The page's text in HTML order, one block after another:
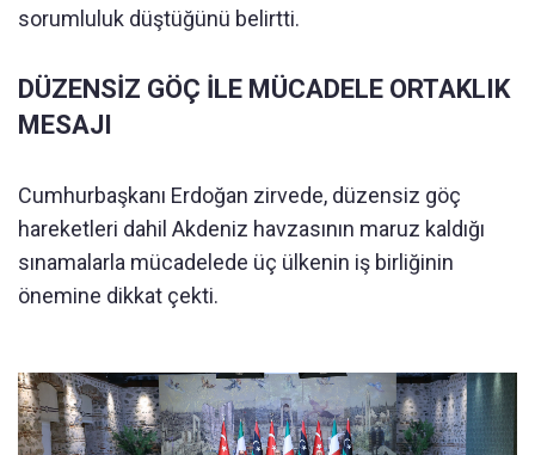
sorumluluk düştüğünü belirtti.
DÜZENSİZ GÖÇ İLE MÜCADELE ORTAKLIK
MESAJI
Cumhurbaşkanı Erdoğan zirvede, düzensiz göç
hareketleri dahil Akdeniz havzasının maruz kaldığı
sınamalarla mücadelede üç ülkenin iş birliğinin
önemine dikkat çekti.